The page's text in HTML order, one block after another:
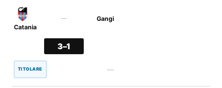
Catania
— Gangi
3–1
TITOLARE —